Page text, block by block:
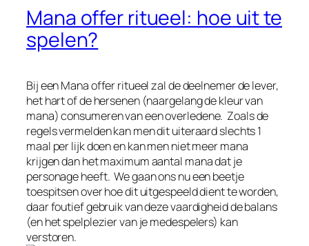
Mana offer ritueel: hoe uit te
spelen?
Bij een Mana offer ritueel zal de deelnemer de lever,
het hart of de hersenen (naargelang de kleur van
mana) consumeren van een overledene. Zoals de
regels vermelden kan men dit uiteraard slechts 1
maal per lijk doen en kan men niet meer mana
krijgen dan het maximum aantal mana dat je
personage heeft. We gaan ons nu een beetje
toespitsen over hoe dit uitgespeeld dient te worden,
daar foutief gebruik van deze vaardigheid de balans
(en het spelplezier van je medespelers) kan
verstoren.